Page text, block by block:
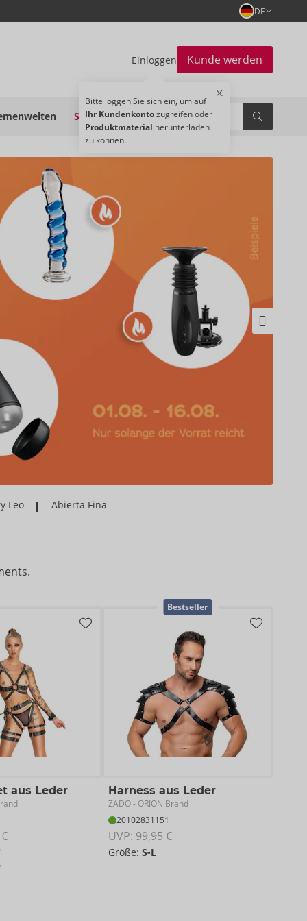
DE
Einloggen
Bitte loggen Sie sich ein, um auf
Ihr Kundenkontozugreifen oder
Produktmaterial herunterladen
zu können.
Kunde werden
SALE
Leo Abierta Fina
aus Leder
Bestseller
Harness aus Leder
ZADO- ORION Brand
20102831151
UVP: 99,95 €
Größe:S-L